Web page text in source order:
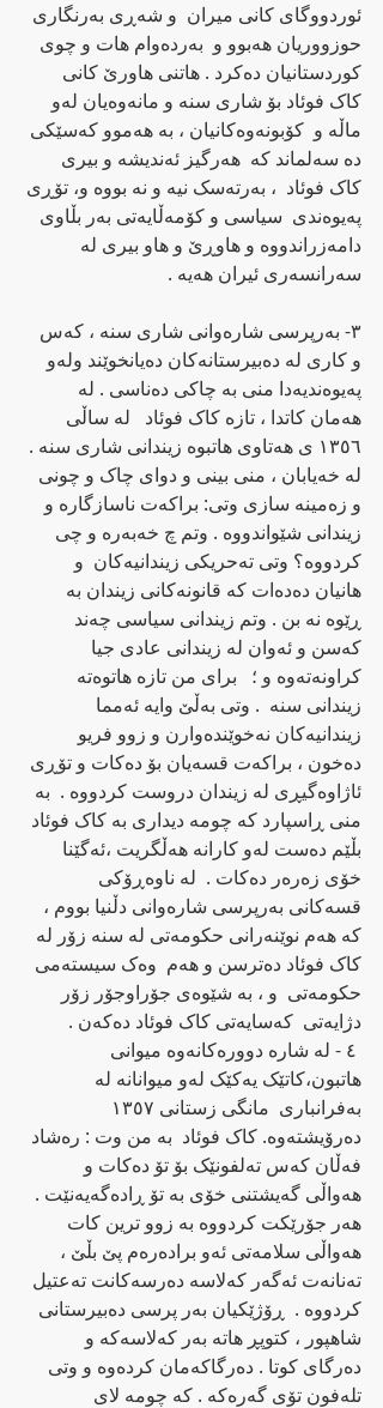
ئوردووگای کانی میران  و شه‌ڕی به‌رنگاری
حوزووریان هه‌بوو و  به‌رده‌وام هات و چوی
کوردستانیان ده‌کرد . هاتنی هاورێ کانی
کاک فوئاد بۆ شاری سنه‌ و مانه‌وه‌یان له‌و
ماڵه‌ و  کۆبونه‌وه‌کانیان ، به‌ هه‌موو که‌سێکی
ده‌ سه‌لماند که‌  هه‌رگیز ئه‌ندیشه‌ و بیری
کاک فوئاد  ، به‌رته‌سک نیه‌ و نه‌ بووه‌ و، تۆڕی
په‌یوه‌ندی  سیاسی و کۆمه‌ڵایه‌تی به‌ر بڵاوی
سه‌رانسه‌ری ئیران هه‌یه‌ .
٣- به‌رپرسی شاره‌وانی شاری سنه‌ ، که‌س
و کاری له‌ ده‌بیرستانه‌کان ده‌یانخوێند وله‌‌و
هه‌مان کاتدا ، تازه‌ کاک فوئاد   له‌ ساڵی
١٣٥٦ ی هه‌تاوی هاتبوه‌ زیندانی شاری سنه‌ .
له‌ خه‌یابان ، منی بینی و دوای چاک و چونی
و زه‌مینه‌ سازی وتی: براکه‌ت ناسازگاره‌ و
زیندانی شێواندووه‌ . وتم چ خه‌به‌ره و چی
کردووه‌‌؟ وتی ته‌حریکی زیندانیه‌کان  و
ڕێوه‌ نه‌ بن . وتم زیندانی سیاسی چه‌ند
که‌سن و ئه‌وان له‌ زیندانی عادی جیا
زیندانی سنه‌  . وتی به‌ڵێ وایه‌ ئه‌مما
زیندانیه‌کان نه‌خوێنده‌وارن و زوو فریو
ده‌خون ، براکه‌ت قسه‌یان بۆ ده‌کات‌ و تۆڕی
منی ڕاسپارد که‌ چومه‌ دیداری به‌ کاک فوئاد
بڵێم ده‌ست له‌و کارانه‌ هه‌ڵگریت ،ئه‌گێنا
خۆی زه‌ره‌ر ده‌کات .  له‌ ناوه‌ڕۆکی
قسه‌کانی به‌رپرسی شاره‌وانی دڵنیا بووم ،
کاک فوئاد ده‌ترسن و هه‌م  وه‌ک سیسته‌می
حکومه‌تی  و ، به‌ شێوه‌ی جۆراوجۆر زۆر
دژایه‌تی  که‌سایه‌تی کاک فوئاد ده‌که‌ن .
٤ - له‌ شاره‌ دووره‌کانه‌وه‌ میوانی
ده‌رۆیشته‌وه. کاک فوئاد ‌ به‌ من وت : ره‌شاد
فه‌ڵان که‌س ته‌لفونێک بۆ تۆ ده‌کات و
هه‌واڵی گه‌یشتنی خۆی به‌ تۆ ڕاده‌گه‌یه‌نێت .
هه‌ر جۆرێکت کردووه‌ به‌ زوو ترین کات
هه‌واڵی سلامه‌تی ئه‌و براده‌ره‌م پێ بڵێ ،
ته‌نانه‌ت ئه‌گه‌ر که‌لاسه‌ ده‌رسه‌کانت ته‌عتیل
کردووه‌ .  ڕۆژێکیان به‌ر پرسی ده‌بیرستانی
شاهپور ، کتوپڕ هاته به‌ر‌ که‌لاسه‌که‌ و
ده‌رگای کوتا . ده‌رگاکه‌مان کرده‌وه‌ و وتی
تله‌فون تۆی گه‌ره‌که‌ . که‌ چومه‌ لای